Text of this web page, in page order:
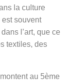
la culture
souvent
l’art, que ce
textiles, des
au 5ème